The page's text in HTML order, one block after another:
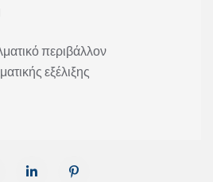
περιβάλλον
εξέλιξης